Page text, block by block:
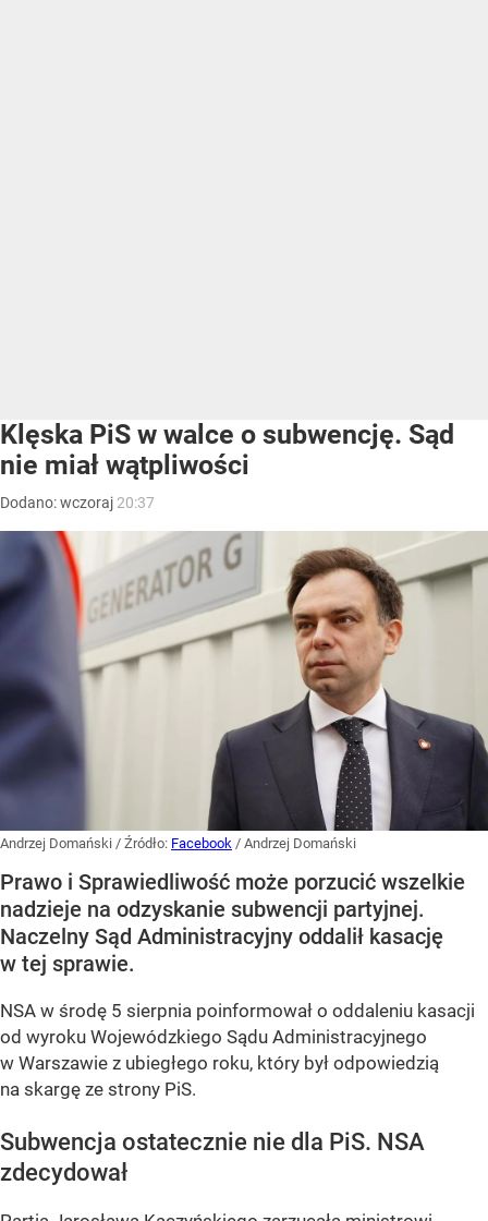
Klęska PiS w walce o subwencję. Sąd
nie miał wątpliwości
Dodano:wczoraj 20:37
Andrzej Domański / Źródło: Facebook / Andrzej Domański
Prawo i Sprawiedliwość może porzucić wszelkie
nadzieje na odzyskanie subwencji partyjnej.
Naczelny Sąd Administracyjny oddalił kasację
w tej sprawie.
NSA w środę 5 sierpnia poinformował o oddaleniu kasacji
od wyroku Wojewódzkiego Sądu Administracyjnego
w Warszawie z ubiegłego roku, który był odpowiedzią
na skargę ze strony PiS.
Subwencja ostatecznie nie dla PiS. NSA
zdecydował